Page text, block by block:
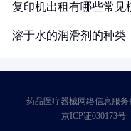
复印机出租有哪些常见
溶于水的润滑剂的种类
药品医疗器械网络信息服
京ICP证030173号